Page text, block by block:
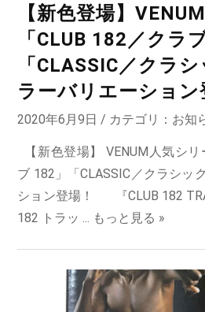
【新色登場】
「CLUB 182／クラ
「CLASSIC／クラ
ラーバリエーション
2020年6月9日 / カテゴリ： お知
【新色登場】 VENUM人気シ
ブ 182」「CLASSIC／クラシッ
ション登場！ 『CLUB 182
182 トラッ ... もっと見る »